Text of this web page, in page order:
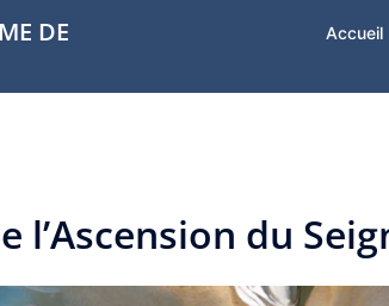
DE
Accueil
l’Ascension du